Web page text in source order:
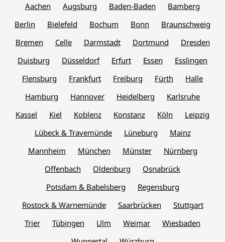
Aachen Augsburg Baden-Baden
Bamberg
Berlin
Bielefeld Bochum Bonn
Braunschweig
Bremen
Celle Darmstadt Dortmund
Dresden
Duisburg
Düsseldorf Erfurt Essen
Esslingen
Flensburg
Frankfurt Freiburg Fürth
Halle
Hamburg
Hannover Heidelberg
Karlsruhe
Kassel
Kiel Koblenz Konstanz Köln
Leipzig
Lübeck & Travemünde
Lüneburg
Mainz
Mannheim
München Münster
Nürnberg
Offenbach
Oldenburg
Osnabrück
Potsdam & Babelsberg
Regensburg
Rostock & Warnemünde
Saarbrücken
Stuttgart
Trier
Tübingen Ulm Weimar
Wiesbaden